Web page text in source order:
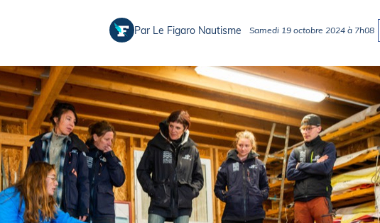
LOISIRS
Pêche en mer
Glisse
Par Le Figaro Nautisme Samedi 19 octobre 2024 à 7h08